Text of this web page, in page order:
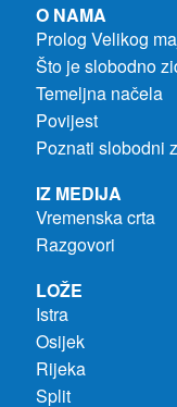
O NAMA
Prolog Velikog
Što je slobodno
Temeljna načela
Povijest
Poznati slobodni
IZ MEDIJA
Vremenska crta
Razgovori
LOŽE
Istra
Osijek
Rijeka
Split